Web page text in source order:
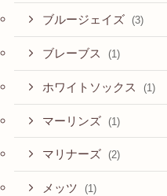
ブルージェイズ (3)
ブレーブス (1)
ホワイトソックス (1)
マーリンズ (1)
マリナーズ (2)
メッツ (1)